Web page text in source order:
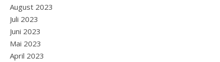
August 2023
Juli 2023
Juni 2023
Mai 2023
April 2023